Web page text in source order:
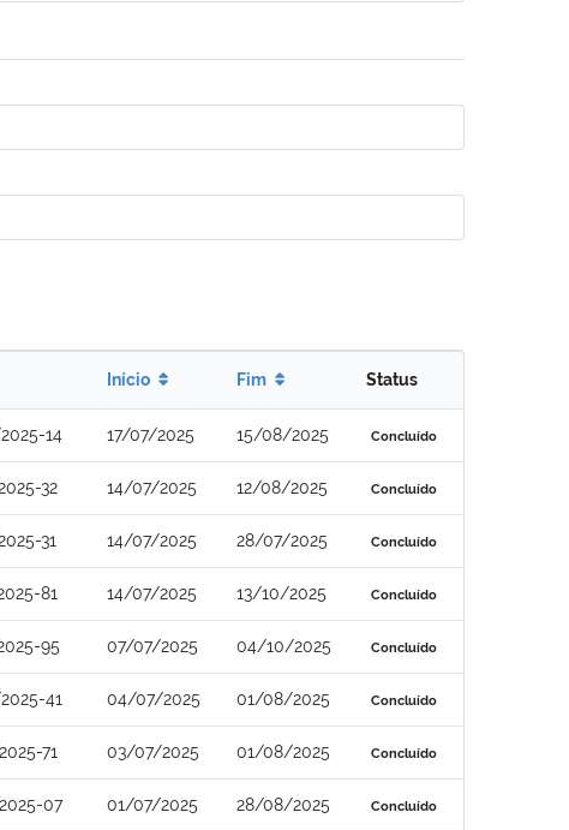
Início Fim Status
14 17/07/2025 15/08/2025 Concluído
32 14/07/2025 12/08/2025 Concluído
31 14/07/2025 28/07/2025 Concluído
81 14/07/2025 13/10/2025 Concluído
95 07/07/2025 04/10/2025 Concluído
41 04/07/2025 01/08/2025 Concluído
71 03/07/2025 01/08/2025 Concluído
07 01/07/2025 28/08/2025 Concluído